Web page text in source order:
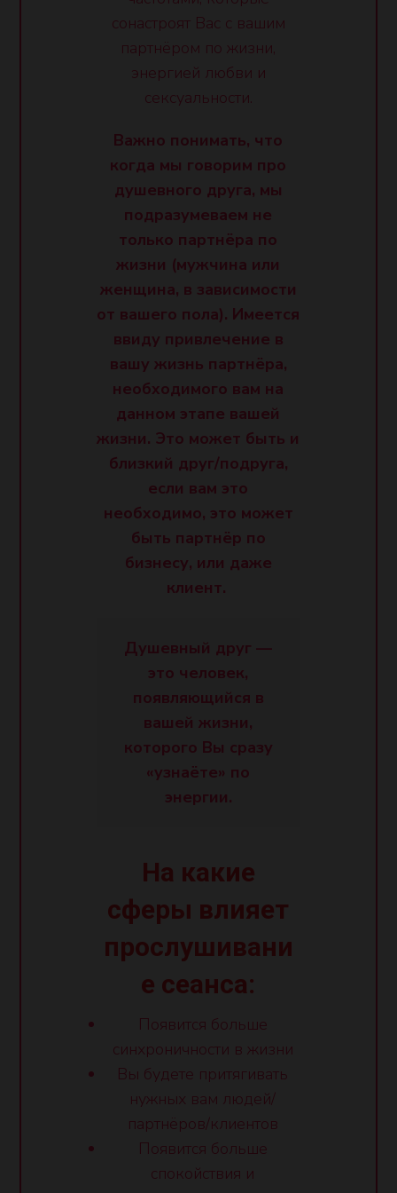
сонастроят Вас с вашим
партнёром по жизни,
энергией любви и
сексуальности.
Важно понимать, что
когда мы говорим про
душевного друга, мы
подразумеваем не
только партнёра по
жизни (мужчина или
женщина, в зависимости
от вашего пола). Имеется
ввиду привлечение в
вашу жизнь партнёра,
необходимого вам на
данном этапе вашей
жизни. Это может быть и
близкий друг/подруга,
если вам это
необходимо, это может
быть партнёр по
бизнесу, или даже
клиент.
Душевный друг —
это человек,
появляющийся в
вашей жизни,
которого Вы сразу
«узнаёте» по
энергии.
На какие
сферы влияет
прослушивани
е сеанса:
Появится больше
синхроничности в жизни
Вы будете притягивать
нужных вам людей/
партнёров/клиентов
Появится больше
спокойствия и